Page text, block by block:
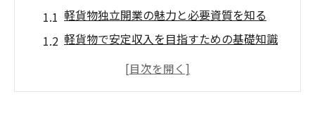
軽貨物独立開業の魅力と必要資質を知る
軽貨物で安定収入を目指すための基礎知識
軽貨物運送業の資金計画と開業準備のポイ